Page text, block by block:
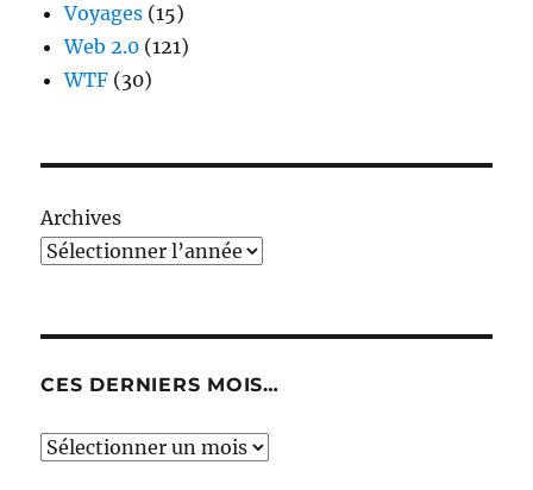
Voyages (15)
Web 2.0 (121)
WTF (30)
Archives
CES DERNIERS MOIS…
Ces